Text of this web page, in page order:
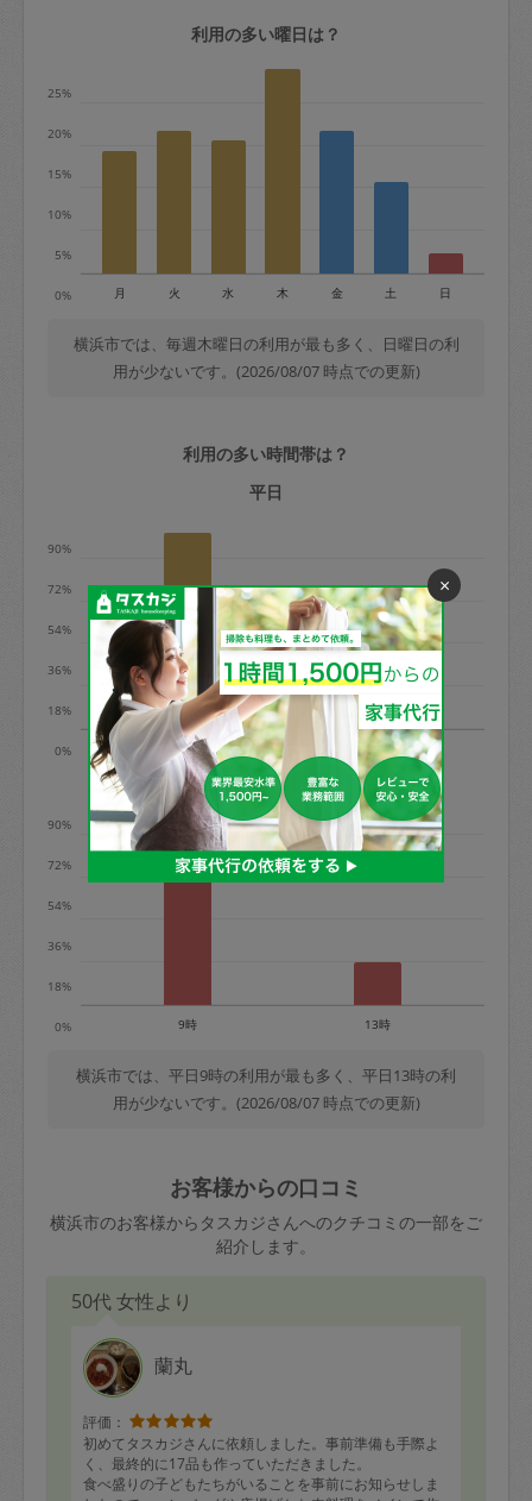
※例：依頼日時／土曜日午前9時開始の場
50%
金曜日9時～土曜日8時まで＝依頼金額の
＋交通費全額
依頼者不在による当日キャンセル＝依頼
金額の100%＋交通費全額
定期契約をキャンセルする場合、毎週定
期は月2回まで隔週定期は月1回までキャ
定期契約キャンセル料：
・1回につき1,200円※
・詳細ルールは、こちらを参照くださ
い。
※キャンセル料金の設定について：
定期依頼1回（3時間）の金額とスポット
1回（3時間）依頼した場合の金額の差額
相当で料金設定されています。
はありますか？
利用の多い曜日は？
0%
5%
10%
15%
20%
25%
月 火 水 木 金 土 日
横浜市では、毎週木曜日の利用が最も多く、日曜日の利
用が少ないです。(2026/08/07 時点での更新)
利用の多い時間帯は？
平日
0%
18%
36%
54%
72%
90%
9時 13時
土日
0%
18%
36%
54%
72%
90%
9時 13時
横浜市では、平日9時の利用が最も多く、平日13時の利
用が少ないです。(2026/08/07 時点での更新)
お客様からの口コミ
横浜市のお客様からタスカジさんへのクチコミの一部をご
紹介します。
50代 女性より
蘭丸
評価：
初めてタスカジさんに依頼しました。事前準備も手際よ
く、最終的に17品も作っていただきました。
食べ盛りの子どもたちがいることを事前にお知らせしま
×